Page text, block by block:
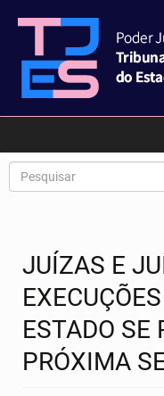
JUÍZAS E
ESTADO SE
PRÓXIMA